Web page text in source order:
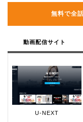
無料で全
動画配信サイト
U-NEXT